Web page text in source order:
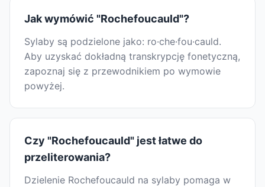
Jak wymówić "Rochefoucauld"?
Sylaby są podzielone jako: ro·che·fou·cauld.
Aby uzyskać dokładną transkrypcję fonetyczną,
zapoznaj się z przewodnikiem po wymowie
powyżej.
Czy "Rochefoucauld" jest łatwe do
przeliterowania?
Dzielenie Rochefoucauld na sylaby pomaga w